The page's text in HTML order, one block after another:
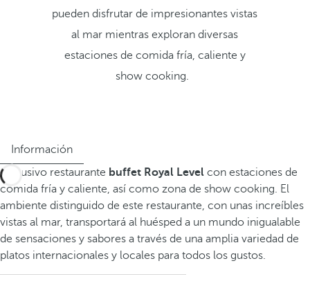
pueden disfrutar de impresionantes vistas
al mar mientras exploran diversas
estaciones de comida fría, caliente y
show cooking.
Información
Exclusivo restaurante buffet Royal Level con estaciones de
comida fría y caliente, así como zona de show cooking. El
ambiente distinguido de este restaurante, con unas increíbles
vistas al mar, transportará al huésped a un mundo inigualable
de sensaciones y sabores a través de una amplia variedad de
platos internacionales y locales para todos los gustos.